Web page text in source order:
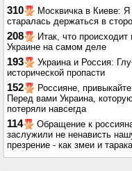
310
Москвичка в Киеве: Я
старалась держаться в
208
Итак, что происходит
Украине на самом деле
193
Украина и Россия:
исторической пропасти
152
Россияне,
Перед вами Украина,
потеряли навсегда
114
Обращение к
заслужили не ненависть
презрение - как змеи и